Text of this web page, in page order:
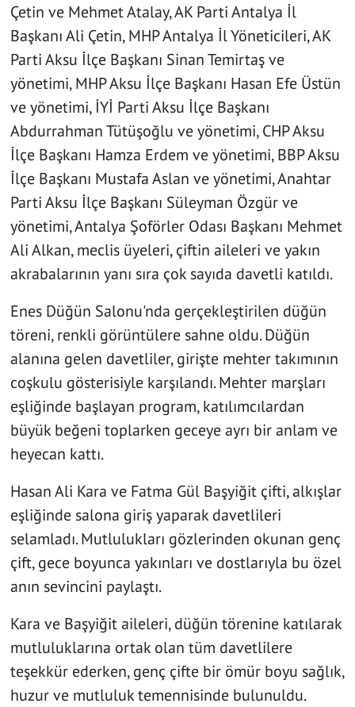
Çetin ve Mehmet Atalay, AK Parti Antalya İl
Başkanı Ali Çetin, MHP Antalya İl Yöneticileri, AK
Parti Aksu İlçe Başkanı Sinan Temirtaş ve
yönetimi, MHP Aksu İlçe Başkanı Hasan Efe Üstün
ve yönetimi, İYİ Parti Aksu İlçe Başkanı
Abdurrahman Tütüşoğlu ve yönetimi, CHP Aksu
İlçe Başkanı Hamza Erdem ve yönetimi, BBP Aksu
İlçe Başkanı Mustafa Aslan ve yönetimi, Anahtar
Parti Aksu İlçe Başkanı Süleyman Özgür ve
yönetimi, Antalya Şoförler Odası Başkanı Mehmet
Ali Alkan, meclis üyeleri, çiftin aileleri ve yakın
akrabalarının yanı sıra çok sayıda davetli katıldı.
Enes Düğün Salonu'nda gerçekleştirilen düğün
töreni, renkli görüntülere sahne oldu. Düğün
alanına gelen davetliler, girişte mehter takımının
coşkulu gösterisiyle karşılandı. Mehter marşları
eşliğinde başlayan program, katılımcılardan
büyük beğeni toplarken geceye ayrı bir anlam ve
heyecan kattı.
Hasan Ali Kara ve Fatma Gül Başyiğit çifti, alkışlar
eşliğinde salona giriş yaparak davetlileri
selamladı. Mutlulukları gözlerinden okunan genç
çift, gece boyunca yakınları ve dostlarıyla bu özel
anın sevincini paylaştı.
Kara ve Başyiğit aileleri, düğün törenine katılarak
mutluluklarına ortak olan tüm davetlilere
teşekkür ederken, genç çifte bir ömür boyu sağlık,
huzur ve mutluluk temennisinde bulunuldu.